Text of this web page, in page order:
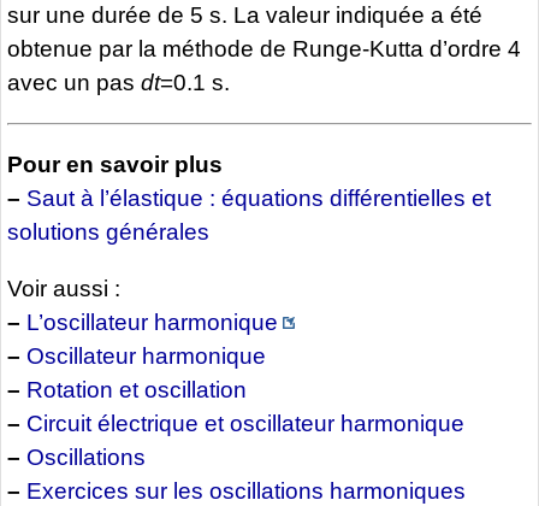
sur une durée de 5 s. La valeur indiquée a été
obtenue par la méthode de Runge-Kutta d’ordre 4
avec un pas dt=0.1 s.
Pour en savoir plus
– Saut à l’élastique : équations différentielles et
solutions générales
Voir aussi :
– L’oscillateur harmonique
– Oscillateur harmonique
– Rotation et oscillation
– Circuit électrique et oscillateur harmonique
– Oscillations
– Exercices sur les oscillations harmoniques